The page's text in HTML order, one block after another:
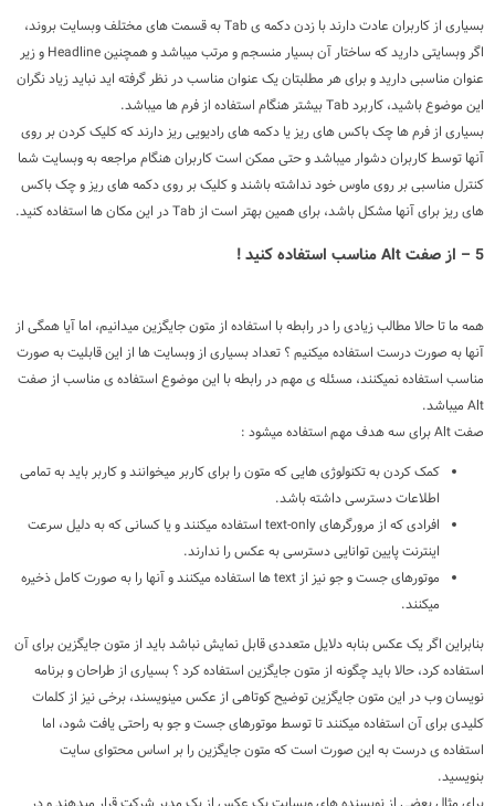
بسیاری از کاربران عادت دارند با زدن دکمه ی Tab به قسمت های مختلف وبسایت بروند،
اگر وبسایتی دارید که ساختار آن بسیار منسجم و مرتب میباشد و همچنین Headline و زیر
عنوان مناسبی دارید و برای هر مطلبتان یک عنوان مناسب در نظر گرفته اید نباید زیاد نگران
این موضوع باشید، کاربرد Tab بیشتر هنگام استفاده از فرم ها میباشد.
بسیاری از فرم ها چک باکس های ریز یا دکمه های رادیویی ریز دارند که کلیک کردن بر روی
آنها توسط کاربران دشوار میباشد و حتی ممکن است کاربران هنگام مراجعه به وبسایت شما
کنترل مناسبی بر روی ماوس خود نداشته باشند و کلیک بر روی دکمه های ریز و چک باکس
های ریز برای آنها مشکل باشد، برای همین بهتر است از Tab در این مکان ها استفاده کنید.
5 – از صفت Alt مناسب استفاده کنید !
همه ما تا حالا مطالب زیادی را در رابطه با استفاده از متون جایگزین میدانیم، اما آیا همگی از
آنها به صورت درست استفاده میکنیم ؟ تعداد بسیاری از وبسایت ها از این قابلیت به صورت
مناسب استفاده نمیکنند، مسئله ی مهم در رابطه با این موضوع استفاده ی مناسب از صفت
Alt میباشد.
صفت Alt برای سه هدف مهم استفاده میشود :
کمک کردن به تکنولوژی هایی که متون را برای کاربر میخوانند و کاربر باید به تمامی
اطلاعات دسترسی داشته باشد.
افرادی که از مرورگرهای text-only استفاده میکنند و یا کسانی که به دلیل سرعت
اینترنت پایین توانایی دسترسی به عکس را ندارند.
موتورهای جست و جو نیز از text ها استفاده میکنند و آنها را به صورت کامل ذخیره
میکنند.
بنابراین اگر یک عکس بنابه دلایل متعددی قابل نمایش نباشد باید از متون جایگزین برای آن
استفاده کرد، حالا باید چگونه از متون جایگزین استفاده کرد ؟ بسیاری از طراحان و برنامه
نویسان وب در این متون جایگزین توضیح کوتاهی از عکس مینویسند، برخی نیز از کلمات
کلیدی برای آن استفاده میکنند تا توسط موتورهای جست و جو به راحتی یافت شود، اما
استفاده ی درست به این صورت است که متون جایگزین را بر اساس محتوای سایت
بنویسید.